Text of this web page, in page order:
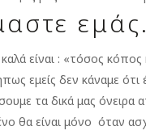
είναι : «τόσος
εμείς δεν κάναμε
τα δικά μας όνειρα
θα είναι μόνο όταν